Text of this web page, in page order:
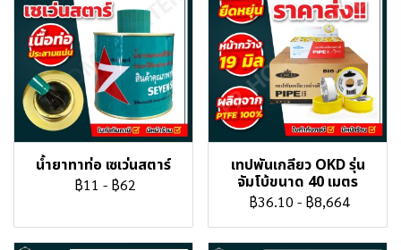
น้ำยาทาท่อ เซเว่นสตาร์
฿11 - ฿62
เทปพันเกลียว OKD รุ่น
จัมโบ้ขนาด 40 เมตร
฿36.10 - ฿8,664